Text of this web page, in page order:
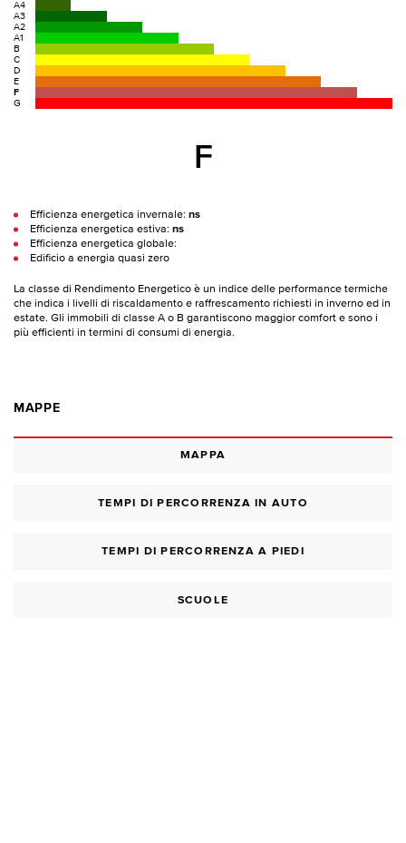
A4
A3
A2
A1
B
C
D
E
F
G
F
Efficienza energetica invernale: ns
Efficienza energetica estiva: ns
Efficienza energetica globale:
Edificio a energia quasi zero
La classe di Rendimento Energetico è un indice delle performance termiche
che indica i livelli di riscaldamento e raffrescamento richiesti in inverno ed in
estate. Gli immobili di classe A o B garantiscono maggior comfort e sono i
più efficienti in termini di consumi di energia.
MAPPE
MAPPA
TEMPI DI PERCORRENZA IN AUTO
TEMPI DI PERCORRENZA A PIEDI
SCUOLE